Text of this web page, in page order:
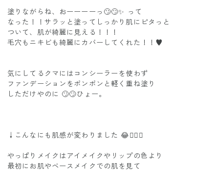
塗りながらね、おーーーーっ🙄🙄✨ って
なった！！サラッと塗ってしっかり肌にピタっと
ついて、肌が綺麗に見える！！！
毛穴もニキビも綺麗にカバーしてくれた！！♥️
気にしてるクマにはコンシーラーを使わず
ファンデーションをポンポンと軽く重ね塗り
しただけやのに 🙄🙄ひょー。
↓こんなにも肌感が変わりました 😂✌🏽✨
やっぱりメイクはアイメイクやリップの色より
最初にお肌やベースメイクでの肌を見て